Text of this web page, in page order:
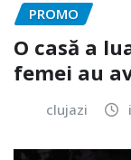
PROMO
O casă a
femei au
clujazi